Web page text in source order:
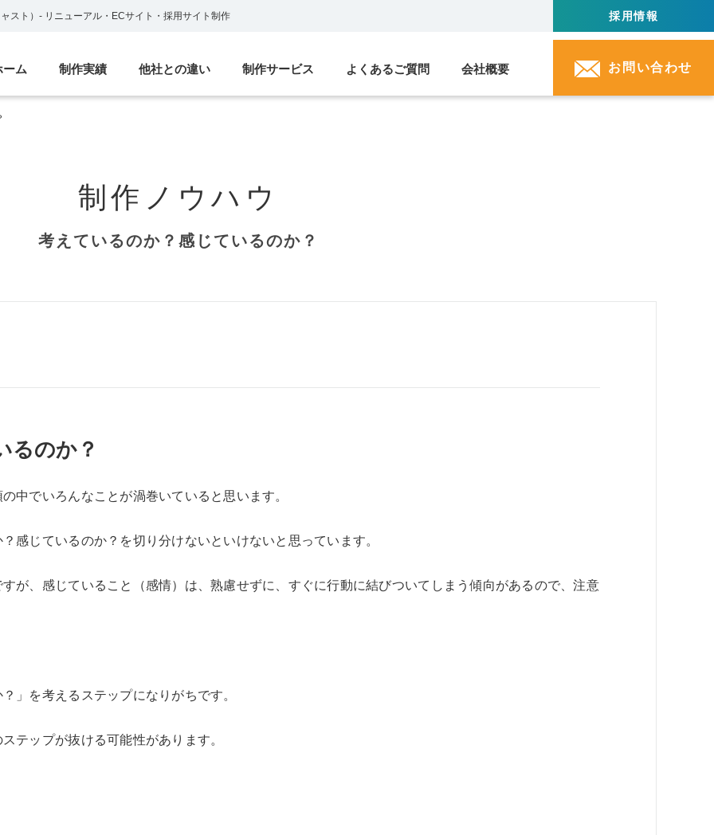
スト）- リニューアル・ECサイト・採用サイト制作
ーム 制作実績 他社との違い 制作サービス よくあるご質問 会社概要
採用情報
お問い合わせ
制作ノウハウ
考えているのか？感じているのか？
るのか？
中でいろんなことが渦巻いていると思います。
感じているのか？を切り分けないといけないと思っています。
が、感じていること（感情）は、熟慮せずに、すぐに行動に結びついてしまう傾向があるので、注意
」を考えるステップになりがちです。
テップが抜ける可能性があります。